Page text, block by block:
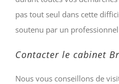
pas tout seul dans cette
soutenu par un
Contacter le cabinet
Nous vous conseillons de